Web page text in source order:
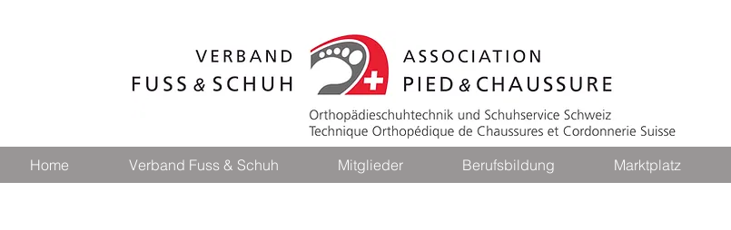
Home Verband Fuss & Schuh Mitglieder Berufsbildung Marktplatz